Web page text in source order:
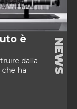
è
dalla
ha
NEWS